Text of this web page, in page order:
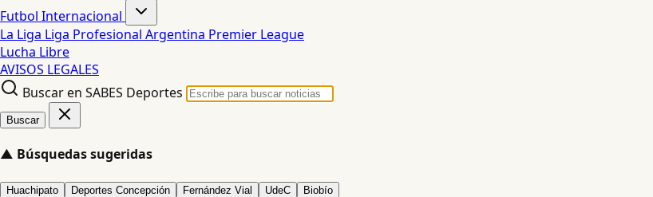
Futbol Internacional
La Liga Liga Profesional Argentina Premier League
Lucha Libre
AVISOS LEGALES
Buscar en SABES Deportes
Buscar
▲ Búsquedas sugeridas
Huachipato Deportes Concepción Fernández Vial UdeC Biobío